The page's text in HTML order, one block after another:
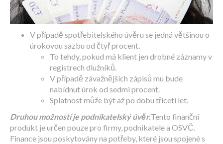
V případě spotřebitelského úvěru se jedná většinou o
úrokovou sazbu od čtyř procent.
To tehdy, pokud má klient jen drobné záznamy v
registrech dlužníků.
V případě závažnějších zápisů mu bude
nabídnut úrok od sedmi procent.
Splatnost může být až po dobu třiceti let.
Druhou možností je podnikatelský úvěr.Tento finanční
produkt je určen pouze pro firmy, podnikatele a OSVČ.
Finance jsou poskytovány na potřeby, které jsou spojené s